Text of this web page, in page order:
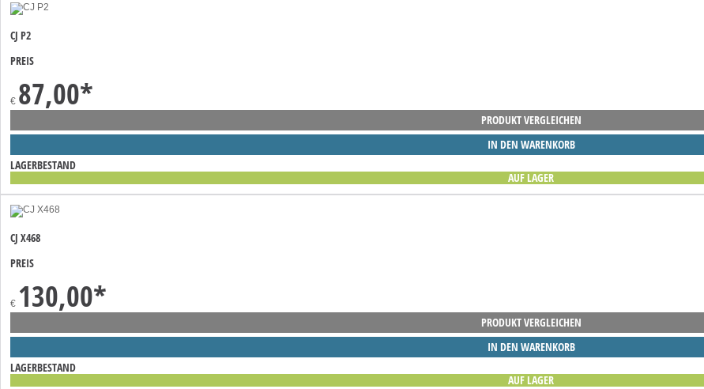
CJ P2
PREIS
€ 87,00*
PRODUKT VERGLEICHEN
IN DEN WARENKORB
LAGERBESTAND
AUF LAGER
CJ X468
PREIS
€ 130,00*
PRODUKT VERGLEICHEN
IN DEN WARENKORB
LAGERBESTAND
AUF LAGER